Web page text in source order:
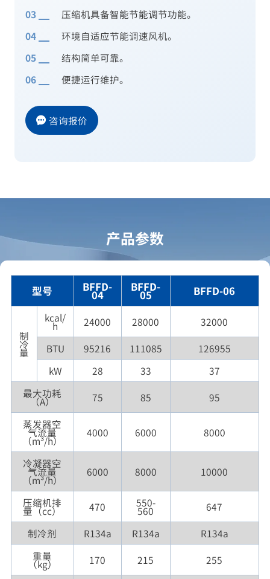
压缩机具备智能节能调节功能。
环境自适应节能调速风机。
结构简单可靠。
便捷运行维护。
咨询报价
产品参数
型号 BFFD-
04
BFFD-
05 BFFD-06
制
冷
量
kcal/
h 24000 28000
32000
BTU
95216 111085
126955
kW
28 33
37
最大功耗
（A） 75 85
95
蒸发器空
气流量
（m³/h）
4000 6000 8000
冷凝器空
气流量
（m³/h）
6000 8000 10000
压缩机排
量（cc） 470 550-
560
647
制冷剂
R134a R134a
R134a
重量
（kg） 170 215
255